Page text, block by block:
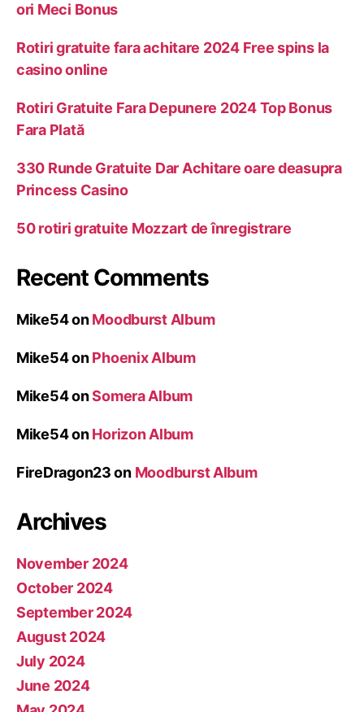
ori Meci Bonus
Rotiri gratuite fara achitare 2024 Free spins la
casino online
Rotiri Gratuite Fara Depunere 2024 Top Bonus
Fara Plată
330 Runde Gratuite Dar Achitare oare deasupra
Princess Casino
50 rotiri gratuite Mozzart de înregistrare
Recent Comments
Mike54onMoodburst Album
Mike54onPhoenix Album
Mike54onSomera Album
Mike54onHorizon Album
FireDragon23on Moodburst Album
Archives
November 2024
October 2024
September 2024
August 2024
July 2024
June 2024